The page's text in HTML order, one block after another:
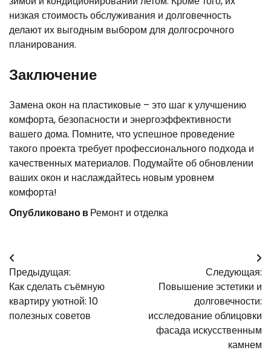
низкая стоимость обслуживания и долговечность
делают их выгодным выбором для долгосрочного
планирования.
Заключение
Замена окон на пластиковые – это шаг к улучшению
комфорта, безопасности и энергоэффективности
вашего дома. Помните, что успешное проведение
такого проекта требует профессионального подхода и
качественных материалов. Подумайте об обновлении
ваших окон и наслаждайтесь новым уровнем
комфорта!
Опубликовано вРемонт и отделка
Навигация
по
записям
Предыдущая:
Как сделать съёмную
квартиру уютной: 10
полезных советов
Следующая:
Повышение эстетики и
долговечности:
исследование облицовки
фасада искусственным
камнем